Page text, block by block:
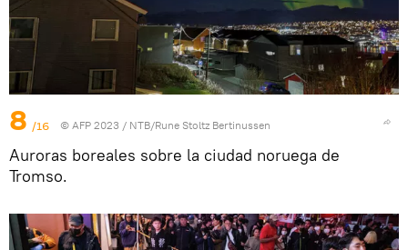
8 /16 © AFP 2023 / NTB/Rune Stoltz Bertinussen
Auroras boreales sobre la ciudad noruega de
Tromso.